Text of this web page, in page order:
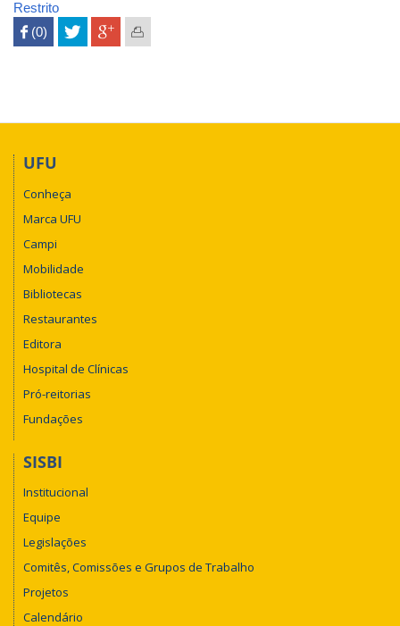
Restrito
 (0)
UFU
Conheça
Marca UFU
Campi
Mobilidade
Bibliotecas
Restaurantes
Editora
Hospital de Clínicas
Pró-reitorias
Fundações
SISBI
Institucional
Equipe
Legislações
Comitês, Comissões e Grupos de Trabalho
Projetos
Calendário